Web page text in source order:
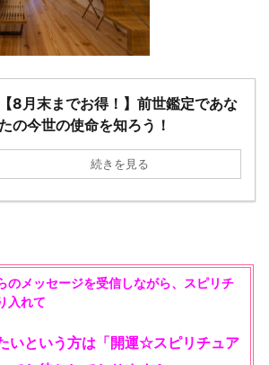
【8月末までお得！】前世鑑定であな
たの今世の使命を知ろう！
続きを見る
のメッセージを受信しながら、スピリチ
入れて
いという方は「開運☆スピリチュア